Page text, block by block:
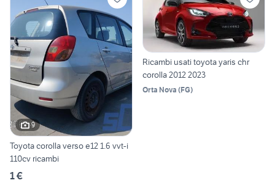
9
Toyota corolla verso e12 1.6 vvt-i
110cv ricambi
1 €
Ricambi usati toyota yaris chr
corolla 2012 2023
Orta Nova (FG)